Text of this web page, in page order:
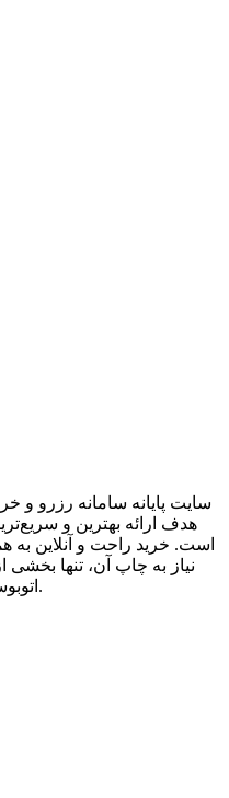
سایت پایانه سامانه رزرو و
هدف ارائه بهترین و
است. خرید راحت و آنلاین به
نیاز به چاپ آن، تنها بخشی
اتوبوسی از سال ۷۳ تا به امروز بوده است.